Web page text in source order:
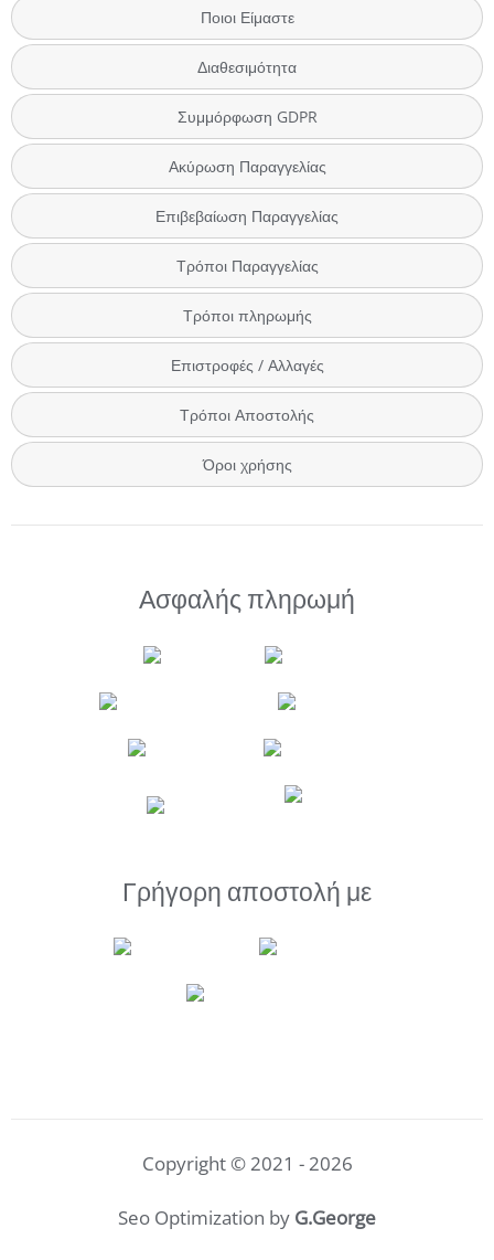
Ποιοι Είμαστε
Διαθεσιμότητα
Συμμόρφωση GDPR
Ακύρωση Παραγγελίας
Επιβεβαίωση Παραγγελίας
Τρόποι Παραγγελίας
Τρόποι πληρωμής
Επιστροφές / Αλλαγές
Τρόποι Αποστολής
Όροι χρήσης
Ασφαλής πληρωμή
Γρήγορη αποστολή με
Copyright © 2021 - 2026
Seo Optimization by G.George